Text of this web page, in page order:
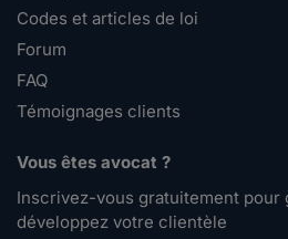
Codes et articles de loi
Forum
FAQ
Témoignages clients
Vous êtes avocat ?
Inscrivez-vous gratuitement pour
développez votre clientèle